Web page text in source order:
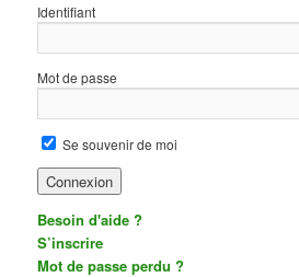
Identifiant
Mot de passe
Se souvenir de moi
Besoin d'aide ?
S’inscrire
Mot de passe perdu ?